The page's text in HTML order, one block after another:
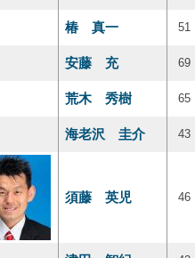
椿 真一 51
安藤 充 69
荒木 秀樹 65
海老沢 圭介 43
須藤 英児 46